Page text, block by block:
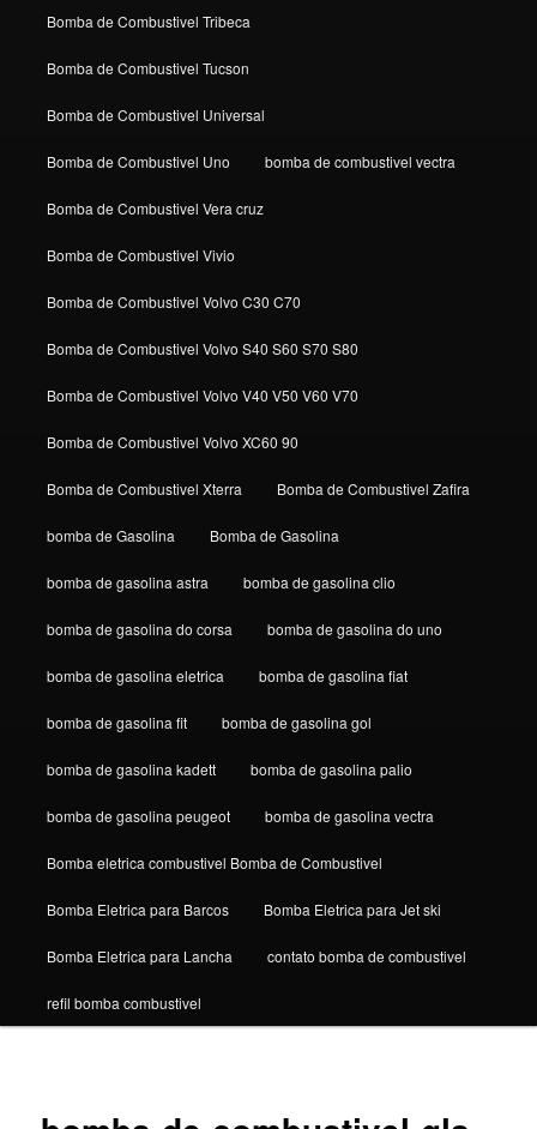
Bomba de Combustivel Tribeca
Bomba de Combustivel Tucson
Bomba de Combustivel Universal
Bomba de Combustivel Uno bomba de combustivel vectra
Bomba de Combustivel Vera cruz
Bomba de Combustivel Vivio
Bomba de Combustivel Volvo C30 C70
Bomba de Combustivel Volvo S40 S60 S70 S80
Bomba de Combustivel Volvo V40 V50 V60 V70
Bomba de Combustivel Volvo XC60 90
Bomba de Combustivel Xterra Bomba de Combustivel Zafira
bomba de Gasolina Bomba de Gasolina
bomba de gasolina astra bomba de gasolina clio
bomba de gasolina do corsa bomba de gasolina do uno
bomba de gasolina eletrica bomba de gasolina fiat
bomba de gasolina fit bomba de gasolina gol
bomba de gasolina kadett bomba de gasolina palio
bomba de gasolina peugeot bomba de gasolina vectra
Bomba eletrica combustivel Bomba de Combustivel
Bomba Eletrica para Barcos Bomba Eletrica para Jet ski
Bomba Eletrica para Lancha contato bomba de combustivel
refil bomba combustivel